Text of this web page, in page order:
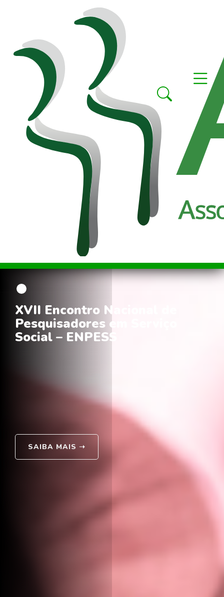
XVII Encontro Nacional de
Pesquisadores em Serviço
Social – ENPESS
SAIBA MAIS ➝